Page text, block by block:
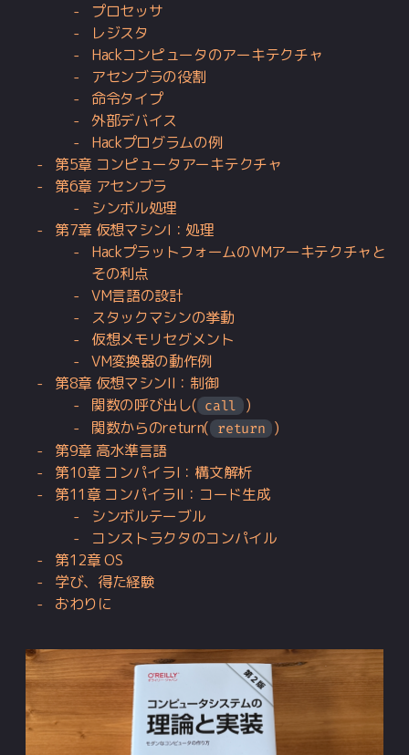
プロセッサ
レジスタ
Hackコンピュータのアーキテクチャ
アセンブラの役割
命令タイプ
外部デバイス
Hackプログラムの例
第5章 コンピュータアーキテクチャ
第6章 アセンブラ
シンボル処理
第7章 仮想マシンI：処理
HackプラットフォームのVMアーキテクチャと
その利点
VM言語の設計
スタックマシンの挙動
仮想メモリセグメント
VM変換器の動作例
第8章 仮想マシンII：制御
関数の呼び出し( call )
関数からのreturn( return )
第9章 高水準言語
第10章 コンパイラI：構文解析
第11章 コンパイラII：コード生成
シンボルテーブル
コンストラクタのコンパイル
第12章 OS
学び、得た経験
おわりに